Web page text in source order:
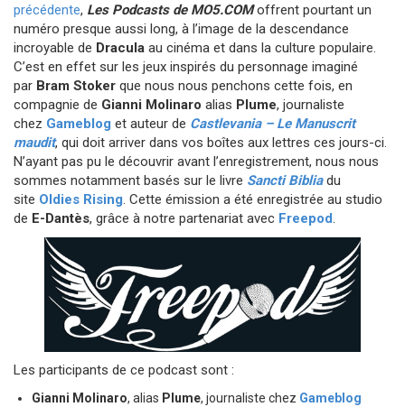
précédente, Les Podcasts de MO5.COMoffrent pourtant un
numéro presque aussi long, à l’image de la descendance
incroyable de Dracula au cinéma et dans la culture populaire.
C’est en effet sur les jeux inspirés du personnage imaginé
par Bram Stoker que nous nous penchons cette fois, en
compagnie de Gianni Molinaro alias Plume, journaliste
chez Gameblog et auteur de Castlevania – Le Manuscrit
maudit, qui doit arriver dans vos boîtes aux lettres ces jours-ci.
N’ayant pas pu le découvrir avant l’enregistrement, nous nous
sommes notamment basés sur le livre Sancti Bibliadu
site Oldies Rising. Cette émission a été enregistrée au studio
de E-Dantès, grâce à notre partenariat avec Freepod.
Les participants de ce podcast sont :
Gianni Molinaro, alias Plume, journaliste chez Gameblog